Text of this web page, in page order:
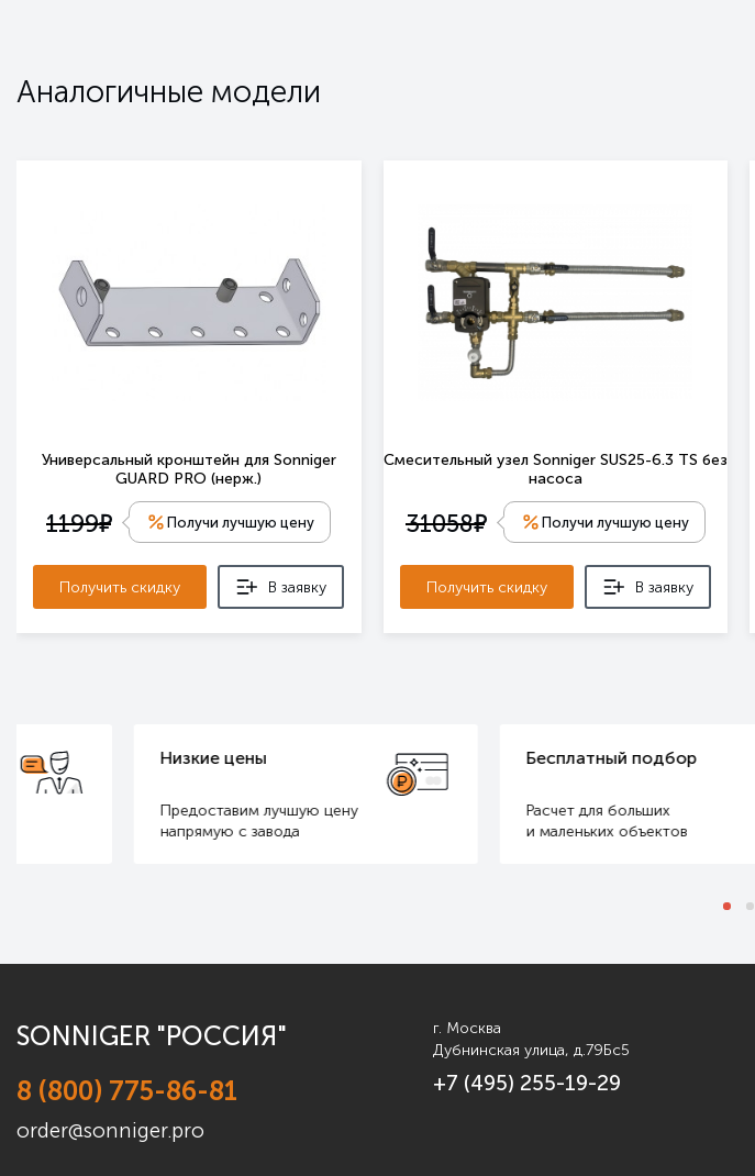
Аналогичные модели
Универсальный кронштейн для Sonniger
GUARD PRO (нерж.)
1199е Получи лучшую цену
Получить скидку В заявку
Смесительный узел Sonniger SUS25-6.3 TS без
насоса
31058е Получи лучшую цену
Получить скидку В заявку
Низкие цены
Предоставим лучшую цену
напрямую с завода
Бесплатный подбор
Расчет для больших
и маленьких объектов
SONNIGER "РОССИЯ"
8 (800) 775-86-81
order@sonniger.pro
г. Москва
Дубнинская улица, д.79Бс5
+7 (495) 255-19-29